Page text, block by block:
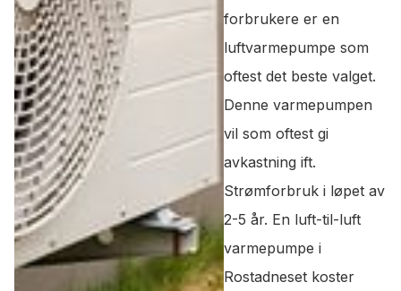
forbrukere er en
luftvarmepumpe som
oftest det beste valget.
Denne varmepumpen
vil som oftest gi
avkastning ift.
Strømforbruk i løpet av
2-5 år. En luft-til-luft
varmepumpe i
Rostadneset koster